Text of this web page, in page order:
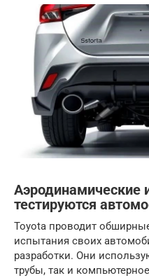
Аэродинамические
тестируются
Toyota проводит
испытания своих
разработки. Они
трубы, так и